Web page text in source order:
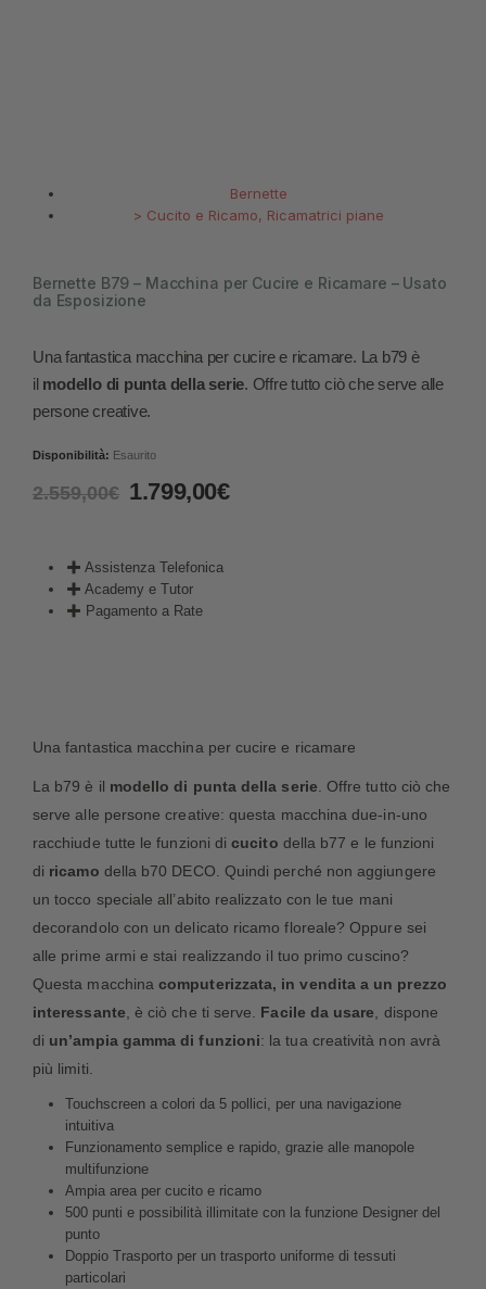
Bernette
> Cucito e Ricamo, Ricamatrici piane
Bernette B79 – Macchina per Cucire e Ricamare – Usato
da Esposizione
Una fantastica macchina per cucire e ricamare. La b79 è
il modello di punta della serie. Offre tutto ciò che serve alle
persone creative.
Disponibilità: Esaurito
2.559,00€ 1.799,00€
Assistenza Telefonica
Academy e Tutor
Pagamento a Rate
Una fantastica macchina per cucire e ricamare
La b79 è il modello di punta della serie . Offre tutto ciò che
serve alle persone creative: questa macchina due-in-uno
racchiude tutte le funzioni dicucito della b77 e le funzioni
di ricamo della b70 DECO. Quindi perché non aggiungere
un tocco speciale all’abito realizzato con le tue mani
decorandolo con un delicato ricamo floreale? Oppure sei
alle prime armi e stai realizzando il tuo primo cuscino?
Questa macchinacomputerizzata, in vendita a un prezzo
interessante , è ciò che ti serve. Facile da usare , dispone
di un’ampia gamma di funzioni: la tua creatività non avrà
più limiti.
Touchscreen a colori da 5 pollici, per una navigazione
intuitiva
Funzionamento semplice e rapido, grazie alle manopole
multifunzione
Ampia area per cucito e ricamo
500 punti e possibilità illimitate con la funzione Designer del
punto
Doppio Trasporto per un trasporto uniforme di tessuti
particolari